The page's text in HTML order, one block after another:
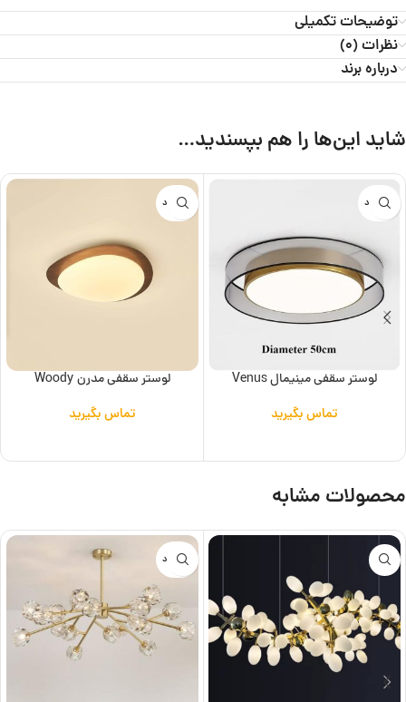
توضیحات تکمیلی
نظرات (0)
درباره برند
شاید این‌ها را هم بپسندید…
ناموجود
لوستر سقفی مینیمال Venus
تماس بگیرید
ناموجود
لوستر سقفی مدرن Woody
تماس بگیرید
محصولات مشابه
ناموجود